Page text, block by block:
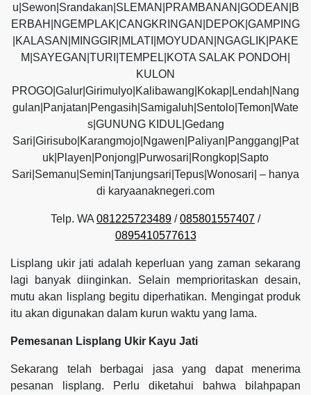
u|Sewon|Srandakan|SLEMAN|PRAMBANAN|GODEAN|B
ERBAH|NGEMPLAK|CANGKRINGAN|DEPOK|GAMPING
|KALASAN|MINGGIR|MLATI|MOYUDAN|NGAGLIK|PAKE
M|SAYEGAN|TURI|TEMPEL|KOTA SALAK PONDOH|
KULON
PROGO|Galur|Girimulyo|Kalibawang|Kokap|Lendah|Nang
gulan|Panjatan|Pengasih|Samigaluh|Sentolo|Temon|Wate
s|GUNUNG KIDUL|Gedang
Sari|Girisubo|Karangmojo|Ngawen|Paliyan|Panggang|Pat
uk|Playen|Ponjong|Purwosari|Rongkop|Sapto
Sari|Semanu|Semin|Tanjungsari|Tepus|Wonosari| – hanya
di karyaanaknegeri.com
Telp. WA 081225723489 /085801557407 /
0895410577613
Lisplang ukir jati adalah keperluan yang zaman sekarang
lagi banyak diinginkan. Selain memprioritaskan desain,
mutu akan lisplang begitu diperhatikan. Mengingat produk
itu akan digunakan dalam kurun waktu yang lama.
Pemesanan Lisplang Ukir Kayu Jati
Sekarang telah berbagai jasa yang dapat menerima
pesanan lisplang. Perlu diketahui bahwa bilahpapan